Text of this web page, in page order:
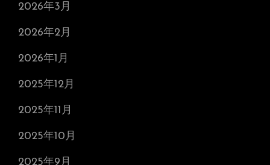
2026年3月
2026年2月
2026年1月
2025年12月
2025年11月
2025年10月
2025年9月